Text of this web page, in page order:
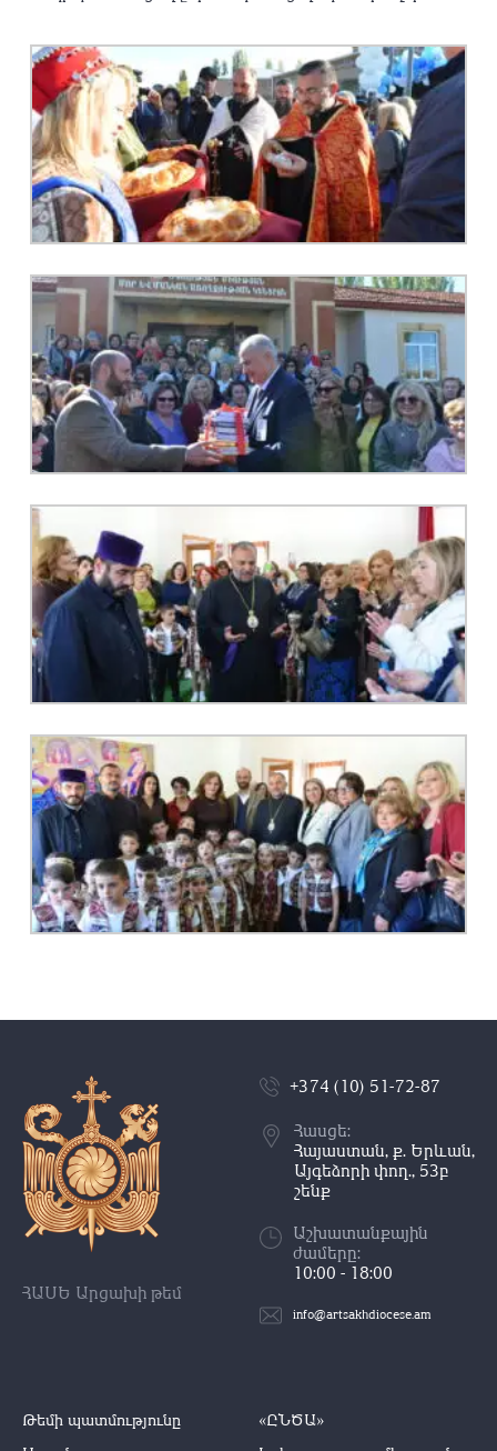
ՀԱՍԵ Արցախի թեմ
Թեմի պատմությունը
«ԸՆԾԱ»
+374 (10) 51-72-87
Հասցե:
Հայաստան, ք. Երևան,
Այգեձորի փող., 53բ
շենք
Աշխատանքային
ժամերը:
10:00 - 18:00
info@artsakhdiocese.am